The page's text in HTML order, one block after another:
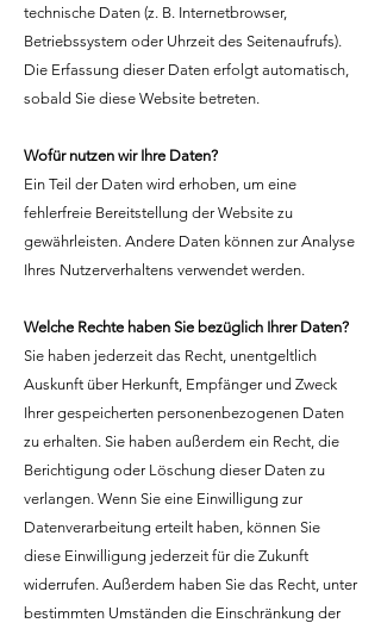
technische Daten (z. B. Internetbrowser,
Betriebssystem oder Uhrzeit des Seitenaufrufs).
Die Erfassung dieser Daten erfolgt automatisch,
sobald Sie diese Website betreten.
Wofür nutzen wir Ihre Daten?
Ein Teil der Daten wird erhoben, um eine
fehlerfreie Bereitstellung der Website zu
gewährleisten. Andere Daten können zur Analyse
Ihres Nutzerverhaltens verwendet werden.
Welche Rechte haben Sie bezüglich Ihrer Daten?
Sie haben jederzeit das Recht, unentgeltlich
Auskunft über Herkunft, Empfänger und Zweck
Ihrer gespeicherten personenbezogenen Daten
zu erhalten. Sie haben außerdem ein Recht, die
Berichtigung oder Löschung dieser Daten zu
verlangen. Wenn Sie eine Einwilligung zur
Datenverarbeitung erteilt haben, können Sie
diese Einwilligung jederzeit für die Zukunft
widerrufen. Außerdem haben Sie das Recht, unter
bestimmten Umständen die Einschränkung der